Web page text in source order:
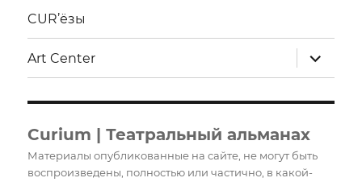
CUR’ёзы
Art Center
меню
Curium | Театральный альманах
Материалы опубликованные на сайте, не могут быть
воспроизведены, полностью или частично, в какой-